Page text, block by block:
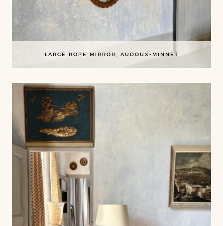
LARGE ROPE MIRROR, AUDOUX-MINNET